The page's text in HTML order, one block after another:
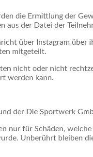
die Ermittlung der
aus der Datei der
über Instagram
mitgeteilt.
nicht oder nicht
werden kann.
der Die Sportwerk
nur für Schäden,
Unberührt bleiben